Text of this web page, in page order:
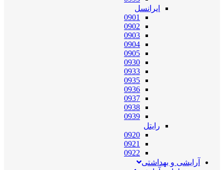
ایرانسل
0901
0902
0903
0904
0905
0930
0933
0935
0936
0937
0938
0939
رایتل
0920
0921
0922
آرایشی و بهداشتی